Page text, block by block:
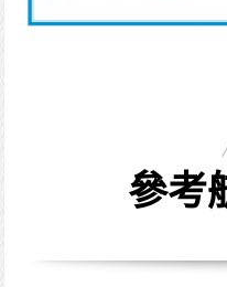
參考